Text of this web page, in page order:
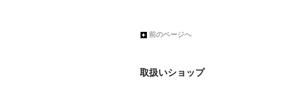
前のページへ
取扱いショップ